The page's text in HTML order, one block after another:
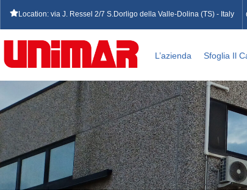
Location: via J. Ressel 2/7 S.Dorligo della Valle-Dolina (TS) - Italy
L’azienda Sfoglia Il